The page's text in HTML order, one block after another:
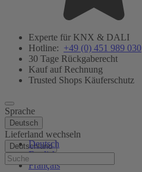
Experte für KNX & DALI
Hotline: +49 (0) 451 989 030
30 Tage Rückgaberecht
Kauf auf Rechnung
Trusted Shops Käuferschutz
Sprache
Deutsch
Deutsch
English
Français
Lieferland wechseln
Deutschland
Hilfe